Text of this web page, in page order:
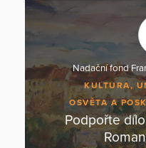
Nadační fond
KULTURA,
OSVĚTA A
Podpořte